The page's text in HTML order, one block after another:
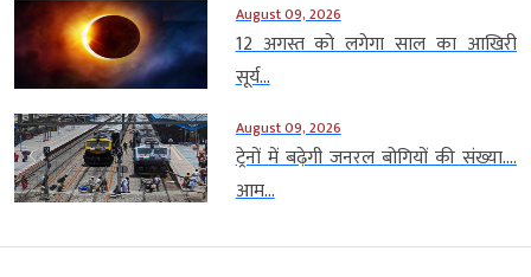
August 09, 2026
12 अगस्त को लगेगा साल का आखिरी
सूर्य...
August 09, 2026
ट्रेनों में बढ़ेगी जनरल बोगियों की संख्या….
आम...